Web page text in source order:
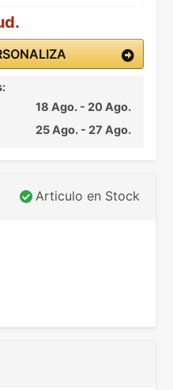
18 Ago. - 20 Ago.
25 Ago. - 27 Ago.
Articulo en Stock